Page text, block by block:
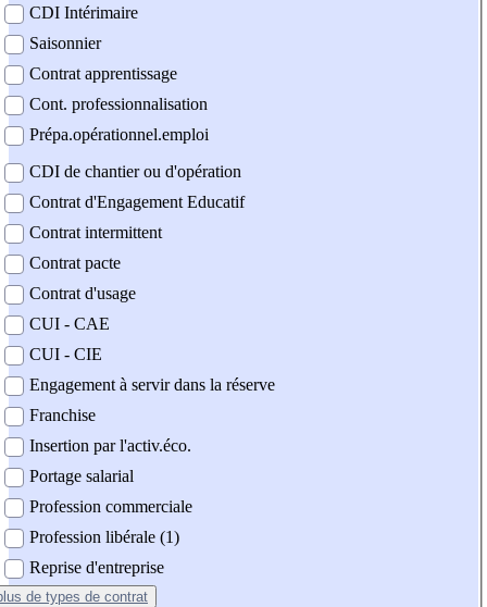
CDI Intérimaire
Saisonnier
Contrat apprentissage
Cont. professionnalisation
Prépa.opérationnel.emploi
CDI de chantier ou d'opération
Contrat d'Engagement Educatif
Contrat intermittent
Contrat pacte
Contrat d'usage
CUI - CAE
CUI - CIE
Engagement à servir dans la réserve
Franchise
Insertion par l'activ.éco.
Portage salarial
Profession commerciale
Profession libérale (1)
Reprise d'entreprise
de types de contrat